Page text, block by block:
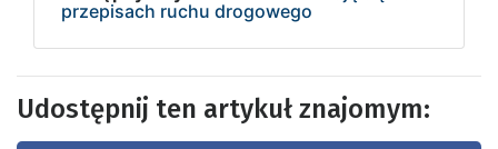
przepisach ruchu drogowego
Udostępnij ten artykuł znajomym: